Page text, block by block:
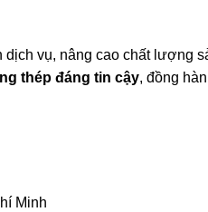
vụ, nâng cao chất lượng
thép đáng tin cậy, đồng
Minh